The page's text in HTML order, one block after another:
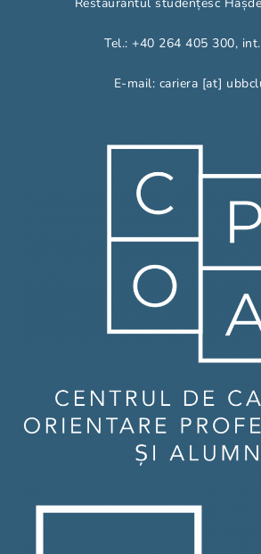
Restaurantul studențesc
Tel.: +40 264 405 300,
E-mail: cariera [at]